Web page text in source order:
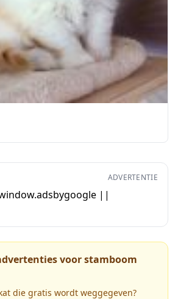
ADVERTENTIE
||
voor stamboom
die gratis wordt weggegeven?